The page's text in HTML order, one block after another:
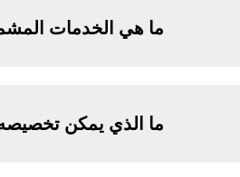
ما هي الخدمات
ما الذي يمكن